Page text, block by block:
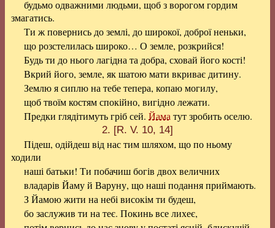
будьмо одважними людьми, щоб з ворогом гордим
змагатись.
Ти ж повернись до землі, до широкої, доброї неньки,
що розстелилась широко… О земле, розкрийся!
Будь ти до нього лагідна та добра, сховай його кості!
Вкрий його, земле, як шатою мати вкриває дитину.
Землю я сиплю на тебе тепера, копаю могилу,
щоб твоїм костям спокійно, вигідно лежати.
Предки глядітимуть гріб сей. Йама тут зробить оселю.
2. [R. V. 10, 14]
Підеш, одійдеш від нас тим шляхом, що по ньому
ходили
наші батьки! Ти побачиш богів двох величних
владарів Йаму й Варуну, що наші подання приймають.
З Йамою жити на небі високім ти будеш,
бо заслужив ти на теє. Покинь все лихеє,